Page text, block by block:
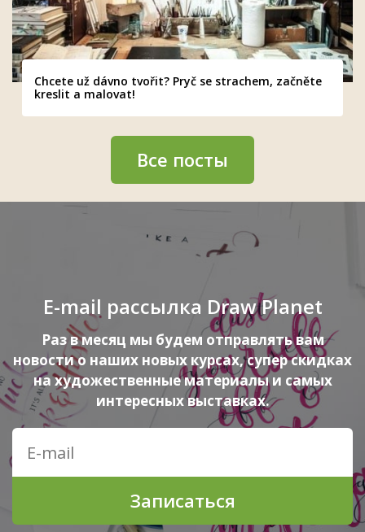
Chcete už dávno tvořit? Pryč se strachem, začněte
kreslit a malovat!
Все посты
E-mail рассылка Draw Planet
Раз в месяц мы будем отправлять вам
новости о наших новых курсах, супер скидках
на художественные материалы и самых
интересных выставках.
Записаться